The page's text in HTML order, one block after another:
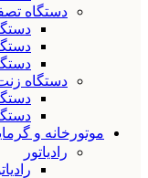
دستگاه
دستگاه
موتورخانه و
رادیاتور